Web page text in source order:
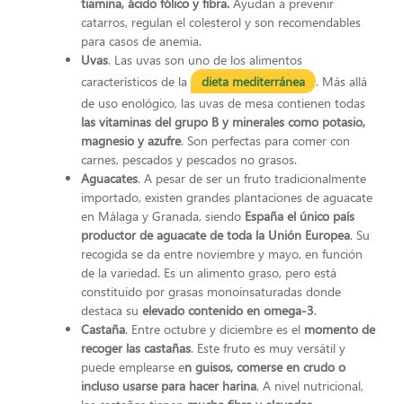
catarros, regulan el colesterol y son recomendables
para casos de anemia.
Uvas. Las uvas son uno de los alimentos
característicos de la
dieta mediterránea
. Más allá
de uso enológico, las uvas de mesa contienen todas
las vitaminas del grupo B y minerales como potasio,
magnesio y azufre. Son perfectas para comer con
carnes, pescados y pescados no grasos.
Aguacates. A pesar de ser un fruto tradicionalmente
importado, existen grandes plantaciones de aguacate
en Málaga y Granada, siendo España el único país
productor de aguacate de toda la Unión Europea. Su
recogida se da entre noviembre y mayo, en función
de la variedad. Es un alimento graso, pero está
constituido por grasas monoinsaturadas donde
destaca su elevado contenido en omega-3.
Castaña. Entre octubre y diciembre es el momento de
recoger las castañas. Este fruto es muy versátil y
puede emplearse en guisos, comerse en crudo o
incluso usarse para hacer harina. A nivel nutricional,